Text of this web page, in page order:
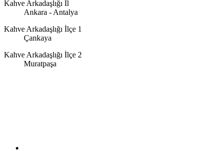
Kahve Arkadaşlığı İl
Ankara - Antalya
Kahve Arkadaşlığı İlçe 1
Çankaya
Kahve Arkadaşlığı İlçe 2
Muratpaşa